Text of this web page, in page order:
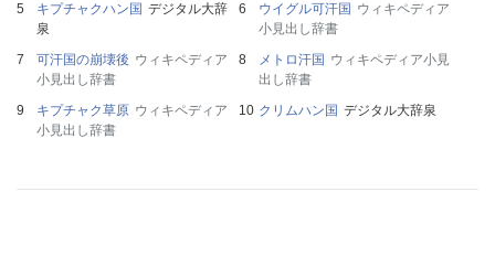
キプチャクハン国 デジタル大辞
泉
ウイグル可汗国 ウィキペディア
小見出し辞書
可汗国の崩壊後 ウィキペディア
小見出し辞書
メトロ汗国 ウィキペディア小見
出し辞書
キプチャク草原 ウィキペディア
小見出し辞書
クリムハン国 デジタル大辞泉